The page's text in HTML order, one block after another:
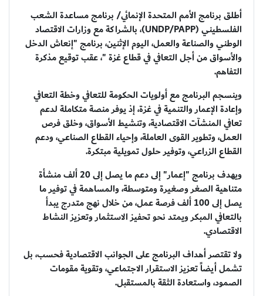
أطلق برنامج الأمم المتحدة الإنمائي/ برنامج مساعدة الشعب
الفلسطيني (UNDP/PAPP)، بالشراكة مع وزارات الاقتصاد
الوطني والصناعة والعمل، اليوم الإثنين، برنامج "إنعاش الدخل
والأسواق من أجل التعافي في قطاع غزة "، عقب توقيع مذكرة
التفاهم.
وينسجم البرنامج مع أولويات الحكومة للتعافي وخطة التعافي
وإعادة الإعمار والتنمية في غزة، إذ يوفر منصة متكاملة لدعم
تعافي المنشآت الاقتصادية، وتنشيط الأسواق، وخلق فرص
العمل، وتطوير القوى العاملة، وإحياء القطاع الصناعي، ودعم
القطاع الزراعي، وتوفير حلول تمويلية مبتكرة.
ويهدف برنامج "إعمار" إلى دعم ما يصل إلى 20 ألف منشأة
متناهية الصغر وصغيرة ومتوسطة، والمساهمة في توفير ما
يصل إلى 100 ألف فرصة عمل، من خلال نهج متدرج يبدأ
بالتعافي المبكر ويمتد نحو تحفيز الاستثمار وتعزيز النشاط
الاقتصادي.
ولا تقتصر أهداف البرنامج على الجوانب الاقتصادية فحسب، بل
تشمل أيضاً تعزيز الاستقرار الاجتماعي، وتقوية مقومات
الصمود، واستعادة الثقة بالمستقبل.